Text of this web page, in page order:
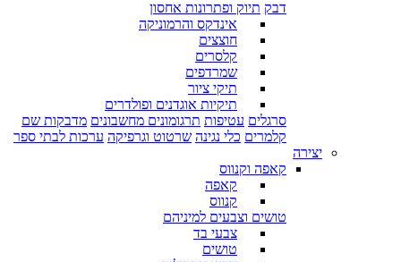
דבק תיוק ופתרונות אחסון
אינדקס והרמוניקה
חוצצים
קלסרים
שמרדפים
תיקי ציור
תיקיות אוגדנים ופולדרים
סרגלים עטיפות תרגומונים מחשבונים מדבקות שם
קלמרים כלי נגינה שרטוט וגרפיקה ערכות לבתי ספר
יצירה
קאפה וקנווס
קאפה
קנווס
טושים וצבעים למיניהם
צבעי בד
טושים